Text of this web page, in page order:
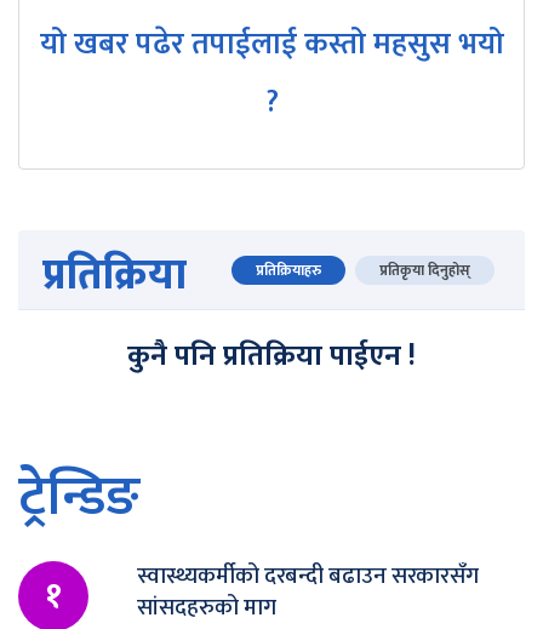
यो खबर पढेर तपाईलाई कस्तो महसुस भयो
?
प्रतिक्रिया प्रतिक्रियाहरु प्रतिकृया दिनुहोस्
कुनै पनि प्रतिक्रिया पाईएन !
ट्रेन्डिङ
१
स्वास्थ्यकर्मीको दरबन्दी बढाउन सरकारसँग
सांसदहरुको माग